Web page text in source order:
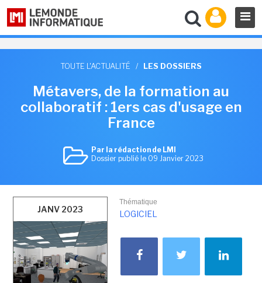
TOUTE L'ACTUALITÉ / LES DOSSIERS
Métavers, de la formation au
collaboratif : 1ers cas d'usage en
France
Par la rédaction de LMI
Dossier publié le 09 Janvier 2023
JANV 2023
Thématique
LOGICIEL